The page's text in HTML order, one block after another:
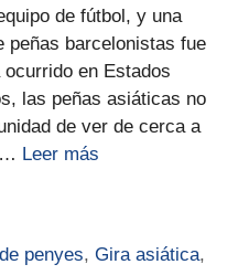
de fútbol, y una
peñas barcelonistas fue
en Estados
las peñas asiáticas no
de ver de cerca a
… Leer más
penyes,Gira asiática,